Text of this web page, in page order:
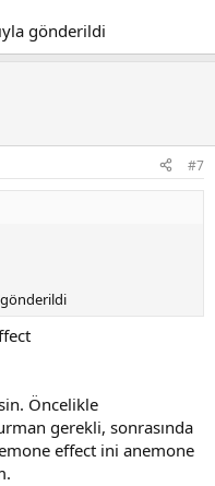
gönderildi
#7
gönderildi
Öncelikle
gerekli, sonrasında
effect ini anemone